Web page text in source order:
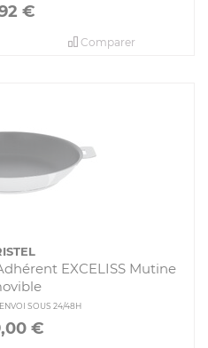
€
Comparer
EXCELISS Mutine
SOUS 24/48H
€